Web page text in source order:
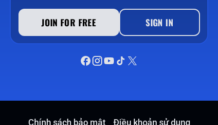
JOIN FOR FREE SIGN IN
Chính sách bảo mật Điều khoản sử dụng